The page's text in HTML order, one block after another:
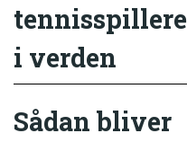
tennisspillere
i verden
Sådan bliver